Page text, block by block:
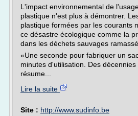
L'impact environnemental de
plastique n'est plus à démontrer.
plastique formées par les courants
ce désastre écologique comme la
dans les déchets sauvages
«Une seconde pour fabriquer un
minutes d'utilisation. Des
résume...
Lire la suite
Site : http://www.sudinfo.be